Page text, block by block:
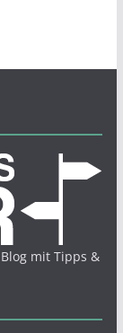
mit Tipps &